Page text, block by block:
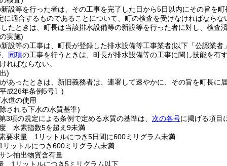
設等を行った者は、その工事を完了した日から5日以内にその旨を
に適合するものであることについて、町の検査を受けなければならな
たときは、町長は当該排水設備等の新設等を行った者に対し、検査
実施)
設等の工事は、町長が登録した排水設備等工事業者(以下「公認業者
同項の工事を行うときは、町長が排水設備等の工事に関し技能を有
ればならない。
)
あったときは、新旧義務者は、連署して速やかに、その旨を町長に
成26年条例5号〕)
道の使用
される下水の水質基準)
3項の規定による条例で定める水質の基準は、 次の各号に掲げる項目
水素指数5を超え9未満
要求量 1リットルにつき5日間に600ミリグラム未満
ットルにつき600ミリグラム未満
ン抽出物質含有量
1リットルにつき5ミリグラム以下